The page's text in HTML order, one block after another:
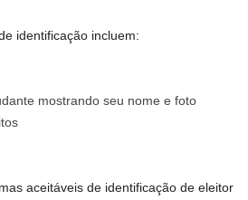
identificação incluem:
mostrando seu nome e foto
aceitáveis ​​de identificação de eleitor